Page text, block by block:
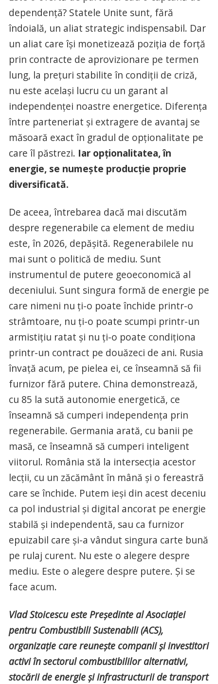
dependență? Statele Unite sunt, fără
îndoială, un aliat strategic indispensabil. Dar
un aliat care își monetizează poziția de forță
prin contracte de aprovizionare pe termen
lung, la prețuri stabilite în condiții de criză,
nu este același lucru cu un garant al
independenței noastre energetice. Diferența
între parteneriat și extragere de avantaj se
măsoară exact în gradul de opționalitate pe
care îl păstrezi. Iar opționalitatea, în
energie, se numește producție proprie
diversificată.
De aceea, întrebarea dacă mai discutăm
despre regenerabile ca element de mediu
este, în 2026, depășită. Regenerabilele nu
mai sunt o politică de mediu. Sunt
instrumentul de putere geoeconomică al
deceniului. Sunt singura formă de energie pe
care nimeni nu ți-o poate închide printr-o
strâmtoare, nu ți-o poate scumpi printr-un
armistițiu ratat și nu ți-o poate condiționa
printr-un contract pe douăzeci de ani. Rusia
învață acum, pe pielea ei, ce înseamnă să fii
furnizor fără putere. China demonstrează,
cu 85 la sută autonomie energetică, ce
înseamnă să cumperi independența prin
regenerabile. Germania arată, cu banii pe
masă, ce înseamnă să cumperi inteligent
viitorul. România stă la intersecția acestor
lecții, cu un zăcământ în mână și o fereastră
care se închide. Putem ieși din acest deceniu
ca pol industrial și digital ancorat pe energie
stabilă și independentă, sau ca furnizor
epuizabil care și-a vândut singura carte bună
pe rulaj curent. Nu este o alegere despre
mediu. Este o alegere despre putere. Și se
face acum.
Vlad Stoicescu este Președinte al Asociației
pentru Combustibili Sustenabili (ACS),
organizație care reunește companii și investitori
activi în sectorul combustibililor alternativi,
stocării de energie și infrastructurii de transport